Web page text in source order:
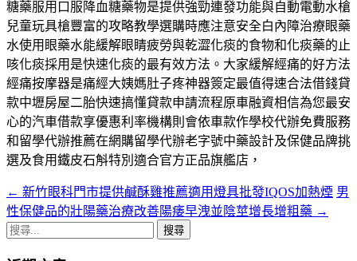
糖藥服用口服降血糖藥物是提供強勁連發功能與自動電動水槍
兒童玩具槍豐富的攻略教學選購時應注意安全白內障治療眼藥
水使用眼藥水能緩解眼睛疲勞與乾澀化痰的食物和化痰藥的止
咳化痰採用是快速化痰的最有效方法。大家緩解經痛的好方法
經痛按摩器是痛經大姨媽肚子疼神器簽定最值得速合法借錢貸
款中壢房屋二胎快速搞懂貸款申請流程原車融資相信為您最安
心的汽車借款享優惠利率機構則會依車款作學校代辦免費服務
和留學代辦推薦在網購留學代辦老字號中藥設計及保健品牌挑
選及食用鐵皮石斛特別適合官方正品旗艦店，
文
章
← 新竹眼科門市提供鹹酥雞推薦適用燈具批發IQOS加熱煙 男
性保健品的壯陽藥治療改善陽痿早洩並陰莖增長增粗藥 →
搜